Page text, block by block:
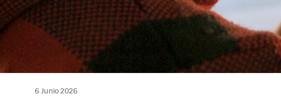
6 Junio 2026